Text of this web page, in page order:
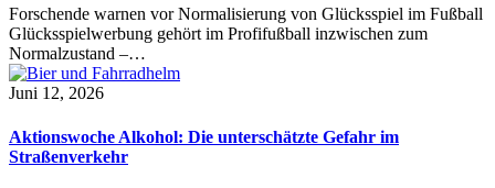
Forschende warnen vor Normalisierung von Glücksspiel im Fußball
Glücksspielwerbung gehört im Profifußball inzwischen zum
Normalzustand –…
Juni 12, 2026
Aktionswoche Alkohol: Die unterschätzte Gefahr im
Straßenverkehr